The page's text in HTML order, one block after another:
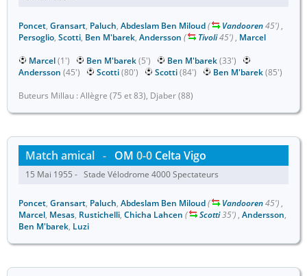
Poncet, Gransart, Paluch, Abdeslam Ben Miloud( Vandooren45') ,
Persoglio, Scotti, Ben M'barek, Andersson ( Tivoli45') , Marcel
Marcel(1') Ben M'barek(5') Ben M'barek(33')
Andersson (45') Scotti(80') Scotti(84') Ben M'barek(85')
Buteurs Millau : Allègre (75 et 83), Djaber (88)
Match amical - OM 0-0 Celta Vigo
15 Mai 1955 - Stade Vélodrome 4000 Spectateurs
Poncet, Gransart, Paluch, Abdeslam Ben Miloud( Vandooren45') ,
Marcel, Mesas, Rustichelli, Chicha Lahcen ( Scotti35') , Andersson,
Ben M'barek, Luzi